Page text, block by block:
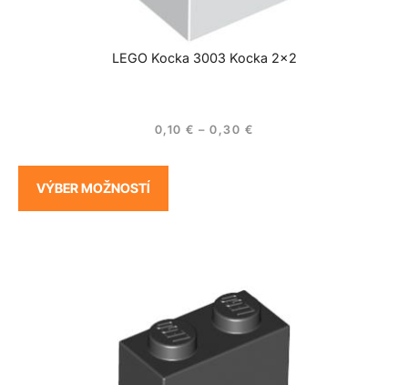
LEGO Kocka 3003 Kocka 2×2
0,10€ – 0,30 €
VÝBER MOŽNOSTÍ